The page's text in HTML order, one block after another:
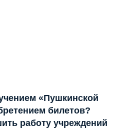
«Пушкинской
билетов?
работу учреждений